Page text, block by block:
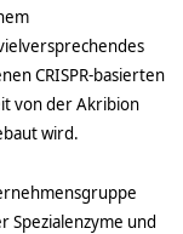
CRISPR-basierten
von der Akribion
wird.
und